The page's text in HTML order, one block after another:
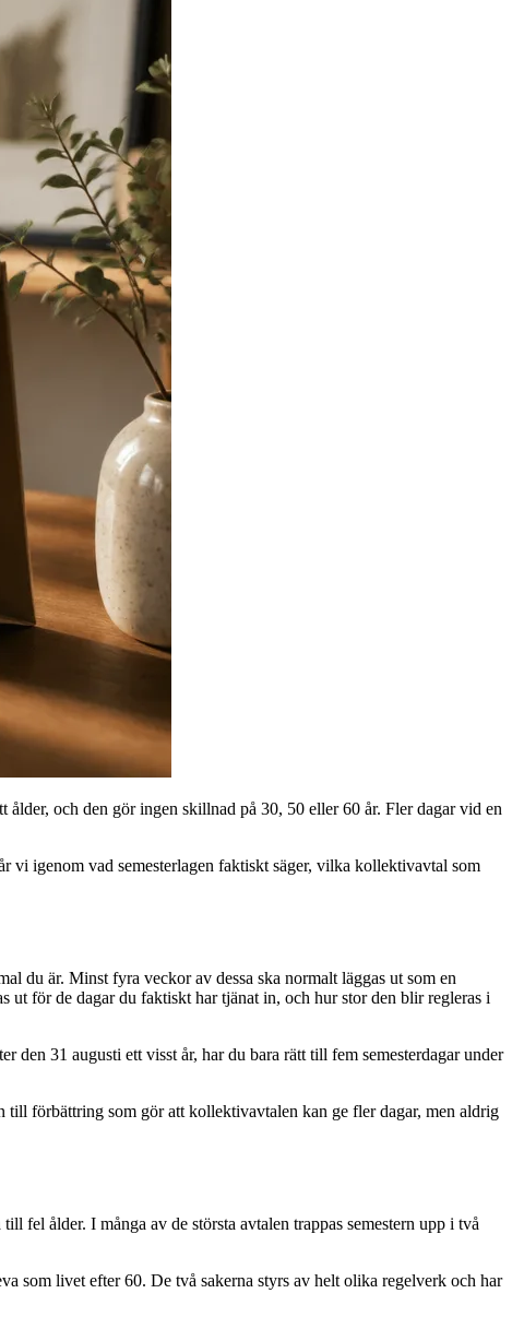
ålder, och den gör ingen skillnad på 30, 50 eller 60 år. Fler dagar vid en
vi igenom vad semesterlagen faktiskt säger, vilka kollektivavtal som
du är. Minst fyra veckor av dessa ska normalt läggas ut som en
ut för de dagar du faktiskt har tjänat in, och hur stor den blir regleras i
den 31 augusti ett visst år, har du bara rätt till fem semesterdagar under
till förbättring som gör att kollektivavtalen kan ge fler dagar, men aldrig
fel ålder. I många av de största avtalen trappas semestern upp i två
som livet efter 60. De två sakerna styrs av helt olika regelverk och har